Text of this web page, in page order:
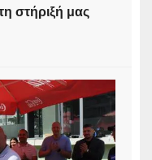
στήριξή μας